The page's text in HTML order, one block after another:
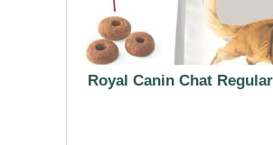
Royal Canin Chat